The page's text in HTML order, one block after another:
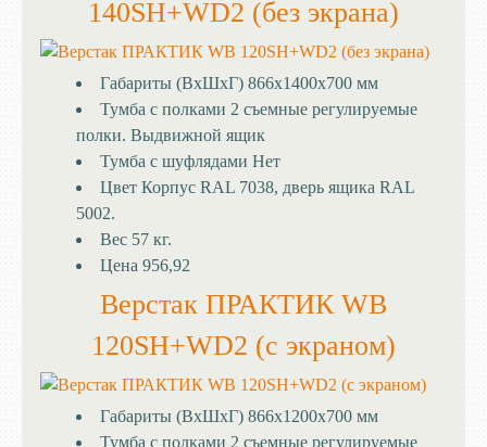
140SH+WD2 (без экрана)
Габариты (ВхШхГ) 866x1400x700 мм
Тумба с полками 2 съемные регулируемые
полки. Выдвижной ящик
Тумба с шуфлядами Нет
Цвет Корпус RAL 7038, дверь ящика RAL
5002.
Вес 57 кг.
Цена 956,92
Верстак ПРАКТИК WB
120SH+WD2 (с экраном)
Габариты (ВхШхГ) 866x1200x700 мм
Тумба с полками 2 съемные регулируемые